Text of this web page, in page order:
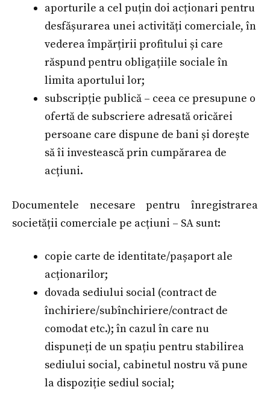
aporturile a cel puțin doi acționari pentru
desfășurarea unei activități comerciale, în
vederea împărțirii profitului și care
răspund pentru obligațiile sociale în
limita aportului lor;
subscripție publică – ceea ce presupune o
ofertă de subscriere adresată oricărei
persoane care dispune de bani și dorește
să îi investească prin cumpărarea de
acțiuni.
Documentele necesare pentru înregistrarea
societății comerciale pe acțiuni – SA sunt:
copie carte de identitate/pașaport ale
acționarilor;
dovada sediului social (contract de
închiriere/subînchiriere/contract de
comodat etc.); în cazul în care nu
dispuneți de un spațiu pentru stabilirea
sediului social, cabinetul nostru vă pune
la dispoziție sediul social;